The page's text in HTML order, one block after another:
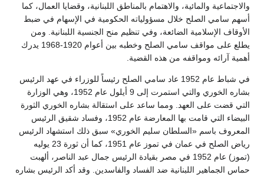
والاجتماعية والمائية، والاهتمام بالمناطق اللبنانية، وقضايا العمال، كما
أسهم سامي الصلح خلال مسؤولياته الحكومية في الإسهام في ضبط
الأوقاف الإسلامية الضائعة، وفي تنظيم منح الجنسية اللبنانية. ومن
يطلع على مواقف سامي الصلح وخطبه بين أعوام 1920-1968 يدرك
أهمية آرائه ومواقفه من هذه القضية.
في شباط عام 1952 عاد سامي الصلح رئيساً للوزراء في عهد الرئيس
بشاره الخوري والتي استمرت إلى 9 أيلول عام 1952، وهي الوزارة
التي قضت على العهد. ومما ساعد على استقالة بشاره الخوري الثورة
البيضاء التي قامت بها المعارضة عام 1952، وفساد شقيق الرئيس
المعروف باسم «السلطان سليم الخوري» سبق ذلك استشهاد الرئيس
رياض الصلح في عمان في تموز عام 1951، كما أن ثورة 23 يوليه
(تموز) عام 1952 في مصر بقيادة الرئيس جمال عبد الناصر، ألهبت
حماس الجماهير اللبنانية ضد الفساد والفاسدين. وقد أكد الرئيس بشاره